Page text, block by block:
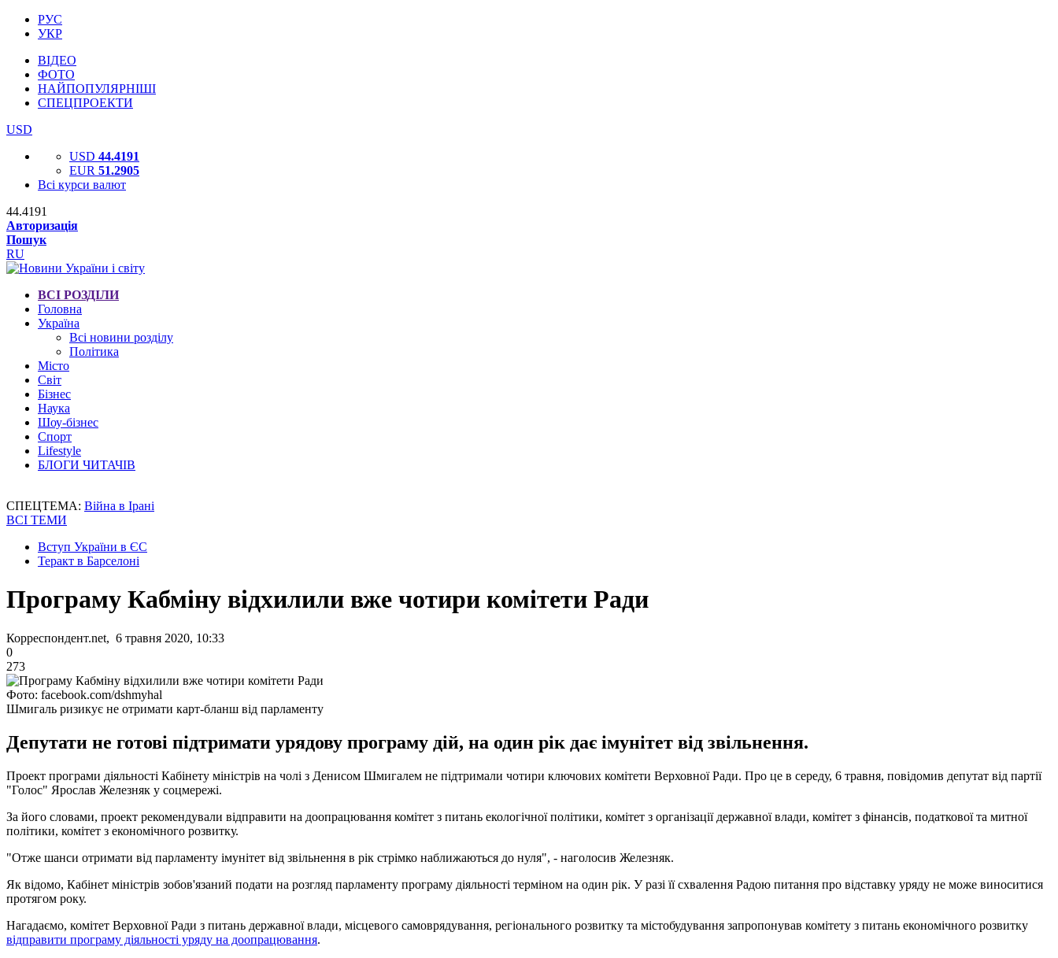
РУС
УКР
ВІДЕО
ФОТО
НАЙПОПУЛЯРНІШІ
СПЕЦПРОЕКТИ
USD
USD 44.4191
EUR 51.2905
Всі курси валют
44.4191
Авторизація
Пошук
RU
ВСІ РОЗДІЛИ
Головна
Україна
Всі новини розділу
Політика
Місто
Світ
Бізнес
Наука
Шоу-бізнес
Спорт
Lifestyle
БЛОГИ ЧИТАЧІВ
СПЕЦТЕМА: Війна в Ірані
ВСІ ТЕМИ
Вступ України в ЄС
Теракт в Барселоні
Програму Кабміну відхилили вже чотири комітети Ради
Корреспондент.net, 6 травня 2020, 10:33
0
273
Фото: facebook.com/dshmyhal
Шмигаль ризикує не отримати карт-бланш від парламенту
Депутати не готові підтримати урядову програму дій, на один рік дає імунітет від звільнення.
Проект програми діяльності Кабінету міністрів на чолі з Денисом Шмигалем не підтримали чотири ключових комітети Верховної Ради. Про це в середу, 6 травня, повідомив депутат від партії
"Голос" Ярослав Железняк у соцмережі.
За його словами, проект рекомендували відправити на доопрацювання комітет з питань екологічної політики, комітет з організації державної влади, комітет з фінансів, податкової та митної
політики, комітет з економічного розвитку.
"Отже шанси отримати від парламенту імунітет від звільнення в рік стрімко наближаються до нуля", - наголосив Железняк.
Як відомо, Кабінет міністрів зобов'язаний подати на розгляд парламенту програму діяльності терміном на один рік. У разі її схвалення Радою питання про відставку уряду не може виноситися
протягом року.
Нагадаємо, комітет Верховної Ради з питань державної влади, місцевого самоврядування, регіонального розвитку та містобудування запропонував комітету з питань економічного розвитку
відправити програму діяльності уряду на доопрацювання.